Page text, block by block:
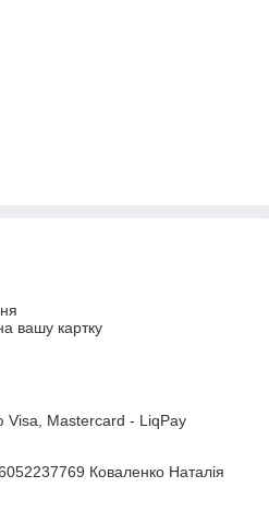
вашу картку
Visa, Mastercard - LiqPay
Коваленко Наталія